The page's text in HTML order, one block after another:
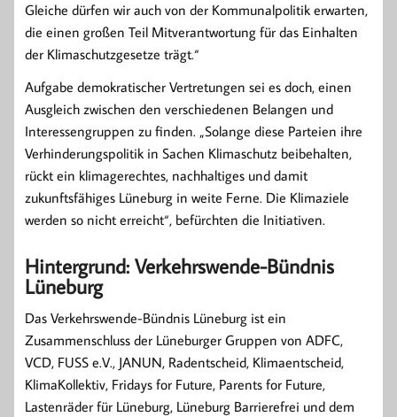
Gleiche dürfen wir auch von der Kommunalpolitik erwarten,
die einen großen Teil Mitverantwortung für das Einhalten
der Klimaschutzgesetze trägt.“
Aufgabe demokratischer Vertretungen sei es doch, einen
Ausgleich zwischen den verschiedenen Belangen und
Interessengruppen zu finden. „Solange diese Parteien ihre
Verhinderungspolitik in Sachen Klimaschutz beibehalten,
rückt ein klimagerechtes, nachhaltiges und damit
zukunftsfähiges Lüneburg in weite Ferne. Die Klimaziele
werden so nicht erreicht“, befürchten die Initiativen.
Hintergrund: Verkehrswende-Bündnis
Lüneburg
Das Verkehrswende-Bündnis Lüneburg ist ein
Zusammenschluss der Lüneburger Gruppen von ADFC,
VCD, FUSS e.V., JANUN, Radentscheid, Klimaentscheid,
KlimaKollektiv, Fridays for Future, Parents for Future,
Lastenräder für Lüneburg, Lüneburg Barrierefrei und dem